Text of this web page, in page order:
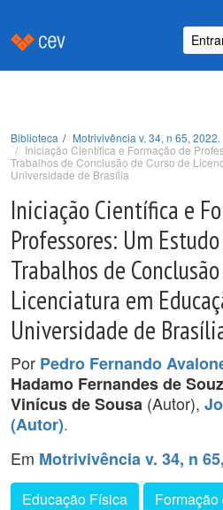
Biblioteca
Motrivivência v. 34, n 65, 2022.
Iniciação Científica e Formação de
Trabalhos de Conclusão de Curso de
Universidade de Brasília
Iniciação Científica e
Professores: Um
Trabalhos de
Licenciatura em
Universidade de
Por Pedro Fernando
Hadamo Fernandes de
Vinícus de Sousa (Autor),
(Autor).
Em Motrivivência v. 34, n
Educação Física